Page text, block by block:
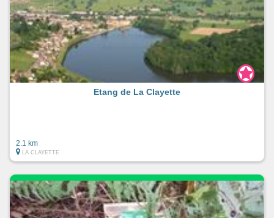
Etang de La Clayette
2.1 km
LA CLAYETTE